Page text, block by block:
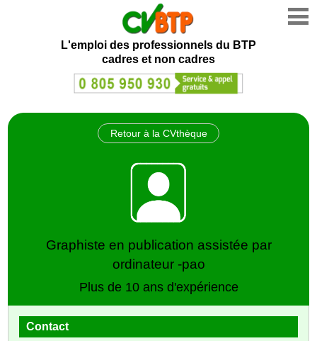
L'emploi des professionnels du BTP
cadres et non cadres
Retour à la CVthèque
Graphiste en publication assistée par
ordinateur -pao
Plus de 10 ans d'expérience
Contact